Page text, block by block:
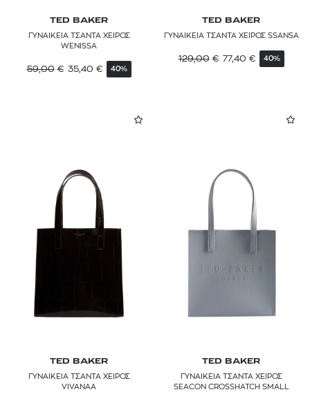
TED BAKER
ΓΥΝΑΙΚΕΙΑ ΤΣΑΝΤΑ ΧΕΙΡΟΣ
WENISSA
59,00 € 35,40 € 40%
TED BAKER
ΓΥΝΑΙΚΕΙΑ ΤΣΑΝΤΑ ΧΕΙΡΟΣ SSANSA
129,00 € 77,40 € 40%
TED BAKER
ΓΥΝΑΙΚΕΙΑ ΤΣΑΝΤΑ ΧΕΙΡΟΣ
VIVANAA
TED BAKER
ΓΥΝΑΙΚΕΙΑ ΤΣΑΝΤΑ ΧΕΙΡΟΣ
SEACON CROSSHATCH SMALL